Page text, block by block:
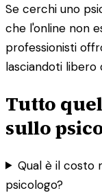
Se cerchi uno
che l'online non
professionisti
lasciandoti libero
Tutto
sullo
Qual è il costo
psicologo?